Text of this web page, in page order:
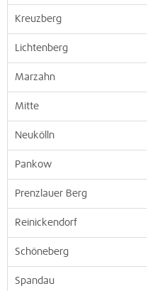
Kreuzberg
Lichtenberg
Marzahn
Mitte
Neukölln
Pankow
Prenzlauer Berg
Reinickendorf
Schöneberg
Spandau